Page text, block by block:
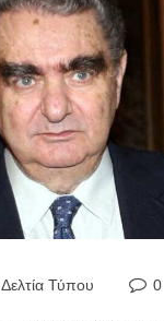
Δελτία Τύπου 0